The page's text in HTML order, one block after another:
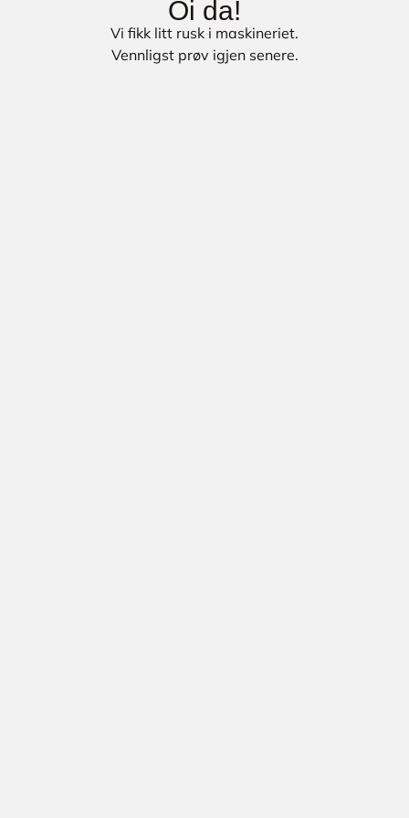
Oi da!
Vi fikk litt rusk i maskineriet.
Vennligst prøv igjen senere.